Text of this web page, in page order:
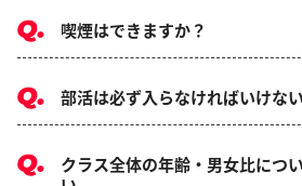
喫煙はできますか？
部活は必ず入らなければいけな
クラス全体の年齢・男女比につ